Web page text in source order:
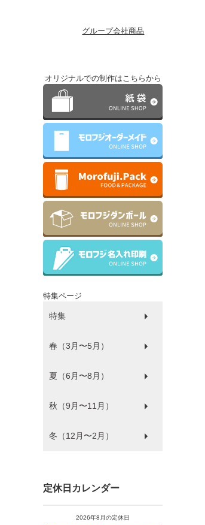
グループ会社商品
オリジナルでの制作はこちらから
特集ページ
特集
春（3月〜5月）
夏（6月〜8月）
秋（9月〜11月）
冬（12月〜2月）
定休日カレンダー
2026年8月の定休日